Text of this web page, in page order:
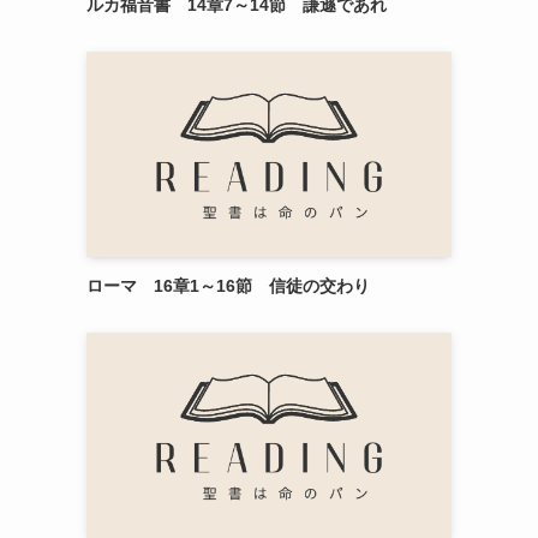
ルカ福音書 14章7～14節 謙遜であれ
ローマ 16章1～16節 信徒の交わり